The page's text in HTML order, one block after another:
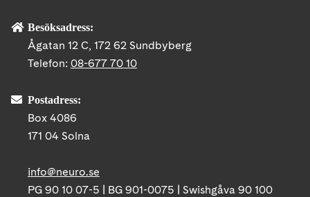
Besöksadress:
Ågatan 12 C, 172 62 Sundbyberg
Telefon: 08-677 70 10
Postadress:
Box 4086
171 04 Solna
info@neuro.se
PG 90 10 07-5 | BG 901-0075 | Swishgåva 90 100